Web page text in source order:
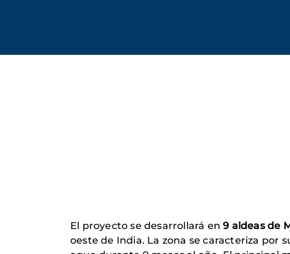
El proyecto se desarrollará en9 aldeas de
oeste de India. La zona se caracteriza por